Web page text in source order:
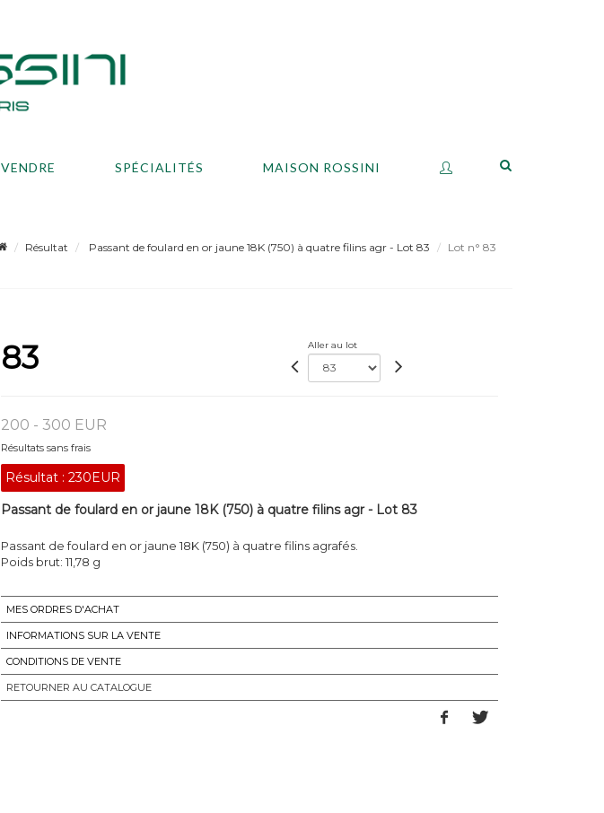
VENDRE SPÉCIALITÉS MAISON ROSSINI
Résultat Passant de foulard en or jaune 18K (750) à quatre filins agr - Lot 83 Lot n° 83
83 Aller au lot
200 - 300 EUR
Résultats sans frais
Résultat : 230EUR
Passant de foulard en or jaune 18K (750) à quatre filins agr - Lot 83
Passant de foulard en or jaune 18K (750) à quatre filins agrafés.
Poids brut: 11,78 g
MES ORDRES D'ACHAT
INFORMATIONS SUR LA VENTE
CONDITIONS DE VENTE
RETOURNER AU CATALOGUE